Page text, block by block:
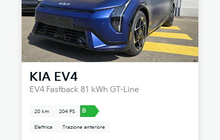
KIA EV4
EV4 Fastback 81 kWh GT-Line
20 km 204 PS B
Elettrica Trazione anteriore